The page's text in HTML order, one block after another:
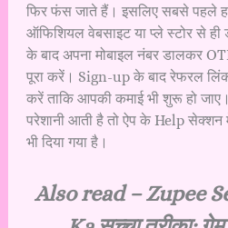
फिर फंस जाते हैं। इसलिए सबसे पहले
ऑफिशियल वेबसाइट या प्ले स्टोर से
के बाद अपना मोबाइल नंबर डालकर
पूरा करें। Sign-up के बाद रेफरल
करें ताकि आपकी कमाई भी शुरू हो
परेशानी आती है तो ऐप के Help सेक्शन
भी दिया गया है।
Also read –Zupee